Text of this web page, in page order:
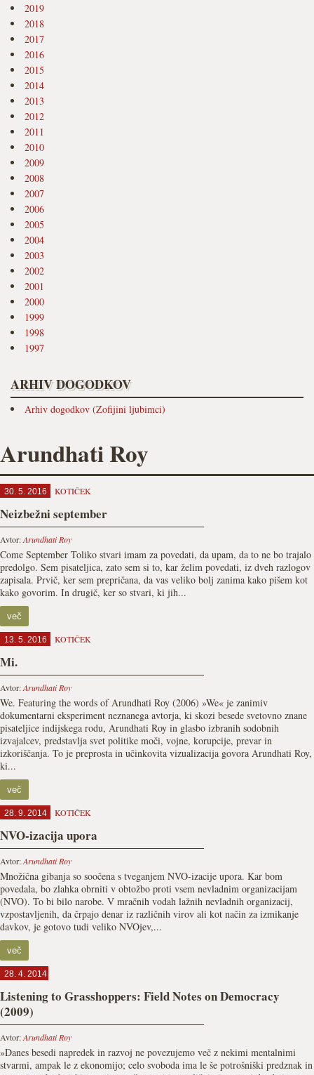
2019
2018
2017
2016
2015
2014
2013
2012
2011
2010
2009
2008
2007
2006
2005
2004
2003
2002
2001
2000
1999
1998
1997
ARHIV DOGODKOV
Arhiv dogodkov (Zofijini ljubimci)
Arundhati Roy
30. 5. 2016 KOTIČEK
Neizbežni september
Avtor:Arundhati Roy
Come September Toliko stvari imam za povedati, da upam, da to ne bo trajalo
predolgo. Sem pisateljica, zato sem si to, kar želim povedati, iz dveh razlogov
zapisala. Prvič, ker sem prepričana, da vas veliko bolj zanima kako pišem kot
kako govorim. In drugič, ker so stvari, ki jih...
več
13. 5. 2016 KOTIČEK
Mi.
Avtor:Arundhati Roy
We. Featuring the words of Arundhati Roy (2006) »We« je zanimiv
dokumentarni eksperiment neznanega avtorja, ki skozi besede svetovno znane
pisateljice indijskega rodu, Arundhati Roy in glasbo izbranih sodobnih
izvajalcev, predstavlja svet politike moči, vojne, korupcije, prevar in
izkoriščanja. To je preprosta in učinkovita vizualizacija govora Arundhati Roy,
ki...
več
28. 9. 2014 KOTIČEK
NVO-izacija upora
Avtor:Arundhati Roy
Množična gibanja so soočena s tveganjem NVO-izacije upora. Kar bom
povedala, bo zlahka obrniti v obtožbo proti vsem nevladnim organizacijam
(NVO). To bi bilo narobe. V mračnih vodah lažnih nevladnih organizacij,
vzpostavljenih, da črpajo denar iz različnih virov ali kot način za izmikanje
davkov, je gotovo tudi veliko NVOjev,...
več
28. 4. 2014
Listening to Grasshoppers: Field Notes on Democracy
(2009)
Avtor:Arundhati Roy
»Danes besedi napredek in razvoj ne povezujemo več z nekimi mentalnimi
stvarmi, ampak le z ekonomijo; celo svoboda ima le še potrošniški predznak in